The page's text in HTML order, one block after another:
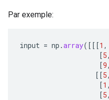
Par exemple:
input = np .array( [[[1 ,
[5,
[9,
[[5,
[1 ,
[5,